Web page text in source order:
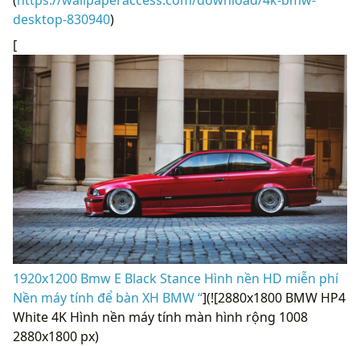
desktop-830940)
[
1920x1200 Bmw E Black Stance Hình nền HD miễn phí
Nền máy tính để bàn XH BMW “](![2880x1800 BMW HP4
White 4K Hình nền máy tính màn hình rộng 1008
2880x1800 px)